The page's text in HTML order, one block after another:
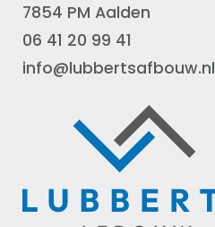
7854 PM Aalden
06 41 20 99 41
info@lubbertsafbouw.nl